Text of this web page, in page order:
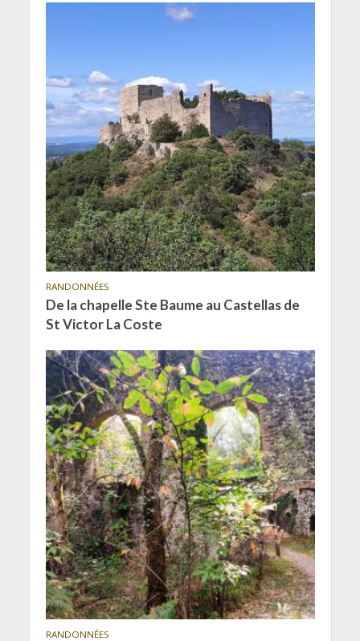
RANDONNÉES
De la chapelle Ste Baume au Castellas de
St Victor La Coste
RANDONNÉES